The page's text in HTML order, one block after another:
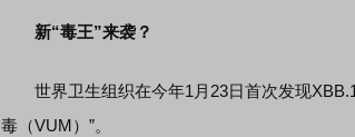
新“毒王”来袭？
世界卫生组织在今年1月23日首次发现
毒（VUM）”。